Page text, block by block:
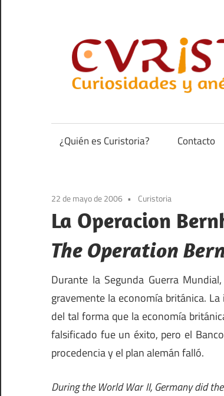
contenido
anécdotas
de
¿Quién es Curistoria? Contacto
22 de mayo de 2006 Curistoria
La Operacion
The Operation
Durante la Segunda Guerra
gravemente la economía británica.
del tal forma que la economía
falsificado fue un éxito, pero el
procedencia y el plan alemán falló.
During the World War II, Germany did the